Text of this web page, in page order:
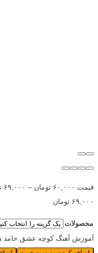
قیمت ۶۰,۰۰۰ تومان – ۶۹,۰۰۰
۶۹,۰۰۰ تومان
محصولات
آموزش آهنگ کوچه عشق حامد